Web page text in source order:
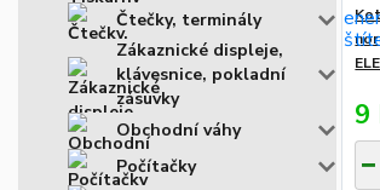
Čtečky, terminály
Zákaznické displeje,
klávesnice, pokladní
zásuvky
Obchodní váhy
Počítačky
9